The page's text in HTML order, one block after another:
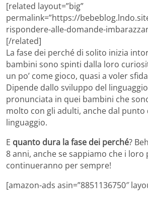
[related layout=”big”
permalink=”https://
rispondere-alle-domande-
[/related]
La fase dei perché di solito inizia
bambini sono spinti dalla loro
un po’ come gioco, quasi a voler
Dipende dallo sviluppo del
pronunciata in quei bambini che
molto con gli adulti, anche dal punto
linguaggio.
E quanto dura la fase dei perché?
8 anni, anche se sappiamo che i loro
continueranno per sempre!
[amazon-ads asin=”8851136750″